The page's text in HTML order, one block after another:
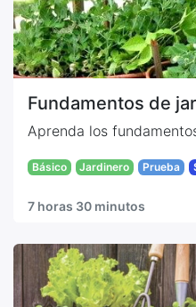
Fundamentos de
Aprenda los
Básico Jardinero Prueba
7 horas 30 minutos